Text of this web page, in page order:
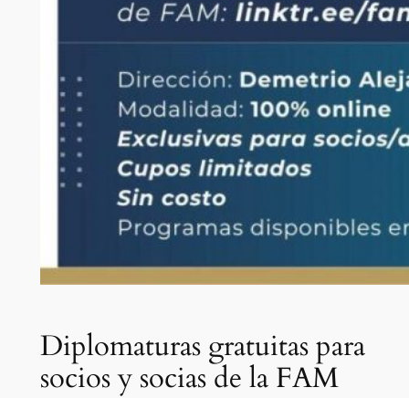
Diplomaturas gratuitas para
socios y socias de la FAM